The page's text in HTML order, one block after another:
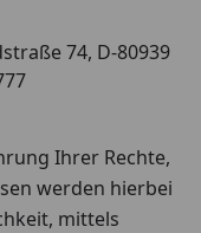
74, D-80939
Ihrer Rechte,
werden hierbei
mittels